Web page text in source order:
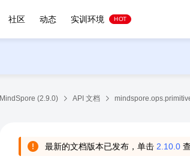
社区 动态 实训环境 HOT
MindSpore (2.9.0) API 文档
最新的文档版本已发布，单击 2.10.0